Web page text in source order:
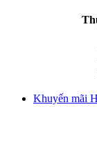
Khuyến mãi